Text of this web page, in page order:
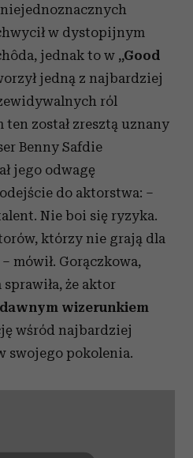
w dystopijnym
jednak to w „Good
jedną z najbardziej
ról
został zresztą uznany
Benny Safdie
jego odwagę
do aktorstwa: –
Nie boi się ryzyka.
którzy nie grają dla
mówił. Gorączkowa,
że aktor
wizerunkiem
wśród najbardziej
swojego pokolenia.